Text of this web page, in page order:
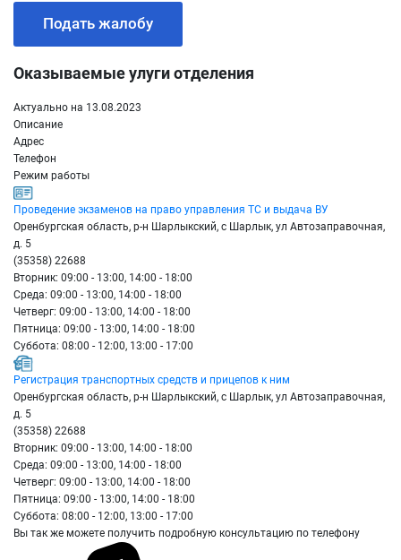
Подать жалобу
Оказываемые улуги отделения
Актуально на 13.08.2023
Описание
Адрес
Телефон
Режим работы
Проведение экзаменов на право управления ТС и выдача ВУ
Оренбургская область, р-н Шарлыкский, с Шарлык, ул Автозаправочная,
д. 5
(35358) 22688
Вторник: 09:00 - 13:00, 14:00 - 18:00
Среда: 09:00 - 13:00, 14:00 - 18:00
Четверг: 09:00 - 13:00, 14:00 - 18:00
Пятница: 09:00 - 13:00, 14:00 - 18:00
Суббота: 08:00 - 12:00, 13:00 - 17:00
Регистрация транспортных средств и прицепов к ним
Оренбургская область, р-н Шарлыкский, с Шарлык, ул Автозаправочная,
д. 5
(35358) 22688
Вторник: 09:00 - 13:00, 14:00 - 18:00
Среда: 09:00 - 13:00, 14:00 - 18:00
Четверг: 09:00 - 13:00, 14:00 - 18:00
Пятница: 09:00 - 13:00, 14:00 - 18:00
Суббота: 08:00 - 12:00, 13:00 - 17:00
Вы так же можете получить подробную консультацию по телефону